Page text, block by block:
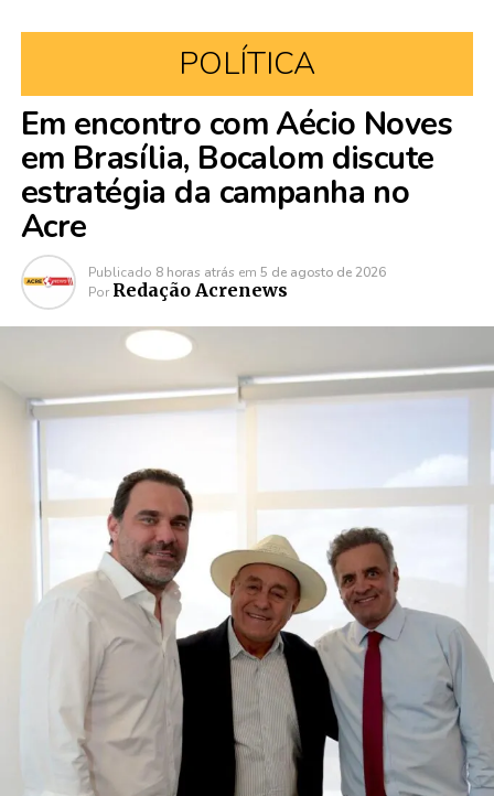
POLÍTICA
Em encontro com Aécio Noves
em Brasília, Bocalom discute
estratégia da campanha no
Acre
Publicado 8 horas atrás em 5 de agosto de 2026
Por Redação Acrenews